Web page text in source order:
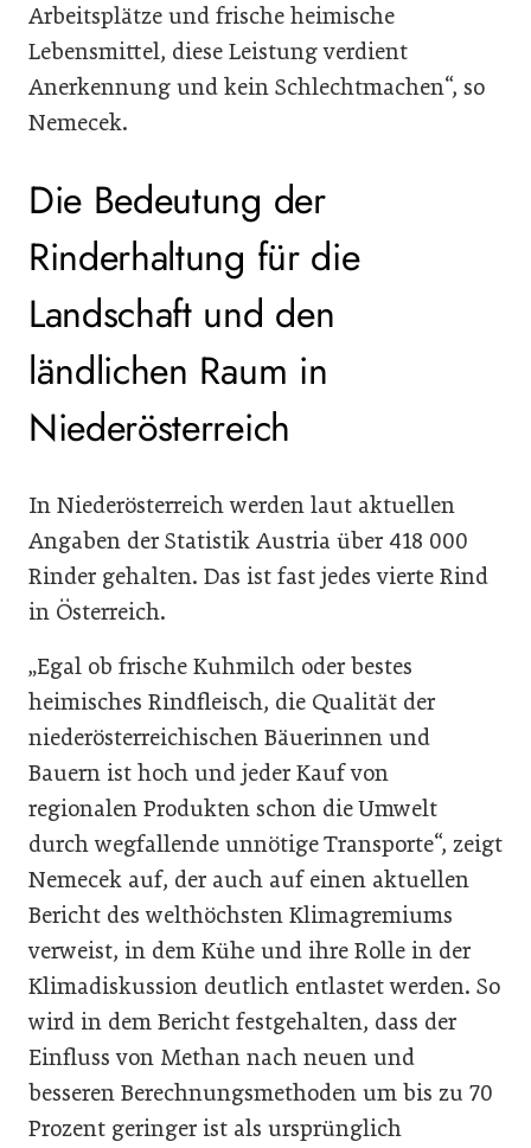
Arbeitsplätze und frische heimische
Lebensmittel, diese Leistung verdient
Anerkennung und kein Schlechtmachen“, so
Nemecek.
Die Bedeutung der
Rinderhaltung für die
Landschaft und den
ländlichen Raum in
Niederösterreich
In Niederösterreich werden laut aktuellen
Angaben der Statistik Austria über 418 000
Rinder gehalten. Das ist fast jedes vierte Rind
in Österreich.
„Egal ob frische Kuhmilch oder bestes
heimisches Rindfleisch, die Qualität der
niederösterreichischen Bäuerinnen und
Bauern ist hoch und jeder Kauf von
regionalen Produkten schon die Umwelt
durch wegfallende unnötige Transporte“, zeigt
Nemecek auf, der auch auf einen aktuellen
Bericht des welthöchsten Klimagremiums
verweist, in dem Kühe und ihre Rolle in der
Klimadiskussion deutlich entlastet werden. So
wird in dem Bericht festgehalten, dass der
Einfluss von Methan nach neuen und
besseren Berechnungsmethoden um bis zu 70
Prozent geringer ist als ursprünglich